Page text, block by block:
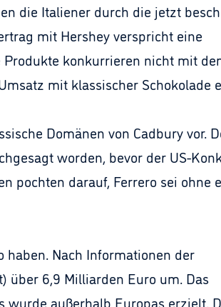
die Italiener durch die jetzt
mit Hershey verspricht eine
konkurrieren nicht mit
mit klassischer Schokolade
Domänen von Cadbury vor.
worden, bevor der US-
pochten darauf, Ferrero sei ohne
haben. Nach Informationen der
über 6,9 Milliarden Euro um. Das
außerhalb Europas erzielt.